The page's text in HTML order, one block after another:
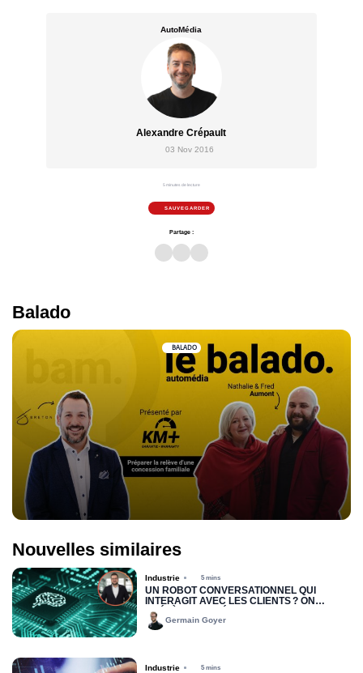
AutoMédia
Alexandre Crépault
03 Nov 2016
5 minutes de lecture
SAUVEGARDER
Partage :
Balado
BALADO
Nouvelles similaires
Industrie 5 mins
UN ROBOT CONVERSATIONNEL QUI
INTERAGIT AVEC LES CLIENTS ? ON
PRÉFÈRE LES VÉRITABLES HUMAINS QUI
PARLENT AUX HUMAINS
Germain Goyer
Industrie 5 mins